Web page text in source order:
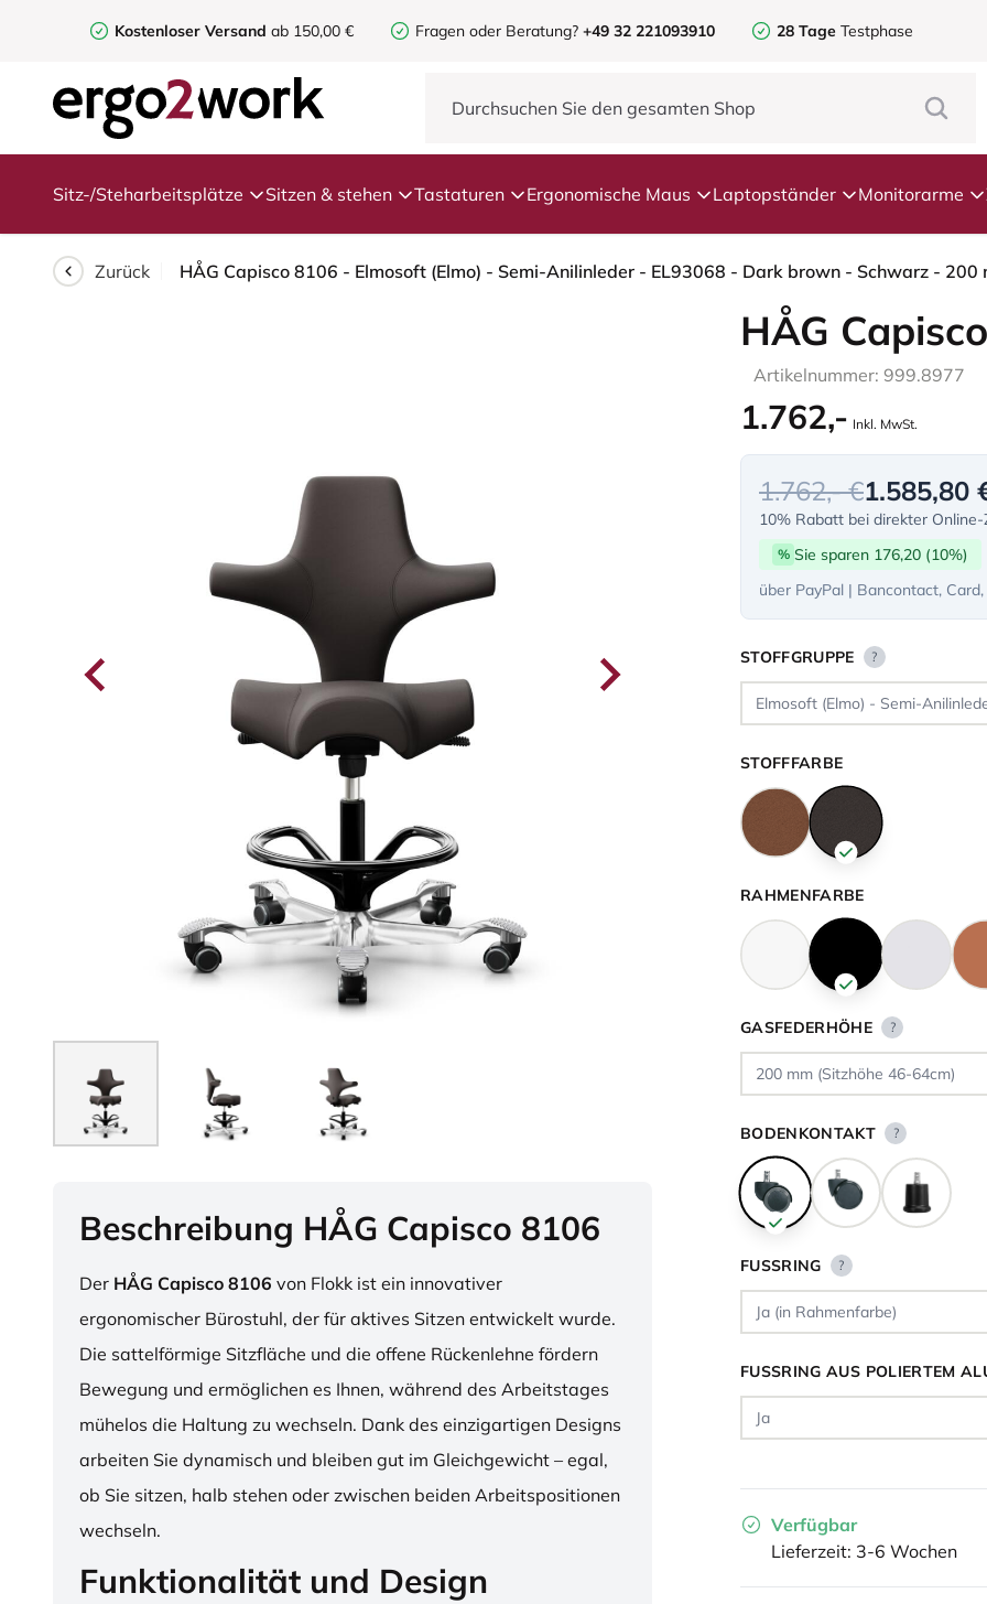
Kostenloser Versand ab 150,00 € Fragen oder Beratung? +49 32 221093910 28 Tage Testphase
Sitz-/Steharbeitsplätze Sitzen & stehen Tastaturen Ergonomische Maus Laptopständer Monitorarme
Zurück
Beschreibung HÅG Capisco 8106
Der HÅG Capisco 8106 von Flokk ist ein innovativer
ergonomischer Bürostuhl, der für aktives Sitzen entwickelt wurde.
Die sattelförmige Sitzfläche und die offene Rückenlehne fördern
Bewegung und ermöglichen es Ihnen, während des Arbeitstages
mühelos die Haltung zu wechseln. Dank des einzigartigen Designs
arbeiten Sie dynamisch und bleiben gut im Gleichgewicht – egal,
ob Sie sitzen, halb stehen oder zwischen beiden Arbeitspositionen
wechseln.
Funktionalität und Design
HÅG
Artikelnummer: 999.8977
1.762,- Inkl. MwSt.
1.762,- €1.585,80
10% Rabatt bei direkter Online-
% Sie sparen 176,20 (10%)
über PayPal | Bancontact,
STOFFGRUPPE ?
STOFFFARBE
RAHMENFARBE
GASFEDERHÖHE ?
BODENKONTAKT ?
FUSSRING ?
FUSSRING AUS POLIERTEM
Verfügbar
Lieferzeit: 3-6 Wochen